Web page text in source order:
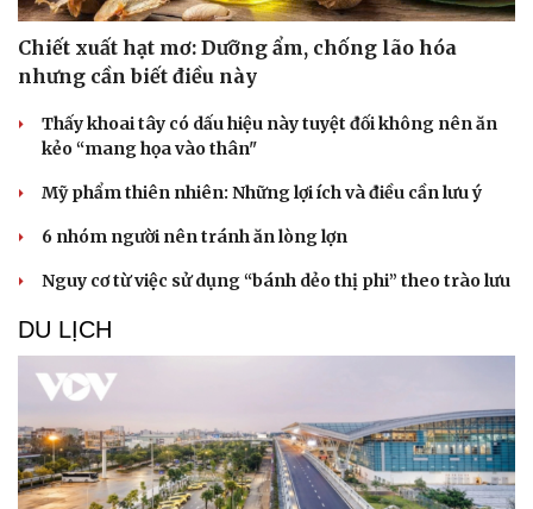
Chiết xuất hạt mơ: Dưỡng ẩm, chống lão hóa
nhưng cần biết điều này
Thấy khoai tây có dấu hiệu này tuyệt đối không nên ăn
kẻo “mang họa vào thân"
Mỹ phẩm thiên nhiên: Những lợi ích và điều cần lưu ý
6 nhóm người nên tránh ăn lòng lợn
Nguy cơ từ việc sử dụng “bánh dẻo thị phi” theo trào lưu
DU LỊCH